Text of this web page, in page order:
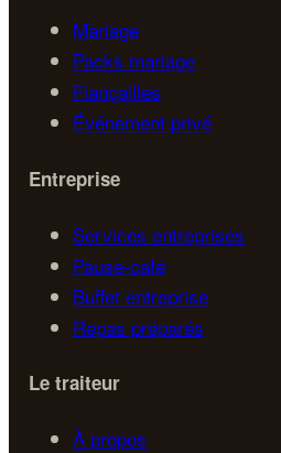
Mariage
Packs mariage
Fiançailles
Événement privé
Entreprise
Services entreprises
Pause-café
Buffet entreprise
Repas préparés
Le traiteur
À propos